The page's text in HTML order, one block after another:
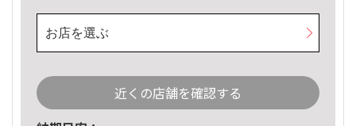
お店を選ぶ
近くの店舗を確認する